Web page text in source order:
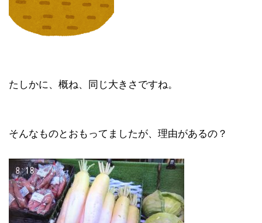
たしかに、概ね、同じ大きさですね。
そんなものとおもってましたが、理由があるの？